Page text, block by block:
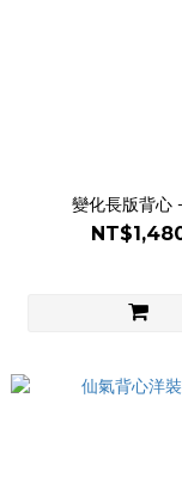
變化長版背心